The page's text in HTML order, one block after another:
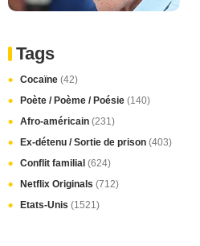
Tags
Cocaïne (42)
Poète / Poème / Poésie (140)
Afro-américain (231)
Ex-détenu / Sortie de prison (403)
Conflit familial (624)
Netflix Originals (712)
Etats-Unis (1521)